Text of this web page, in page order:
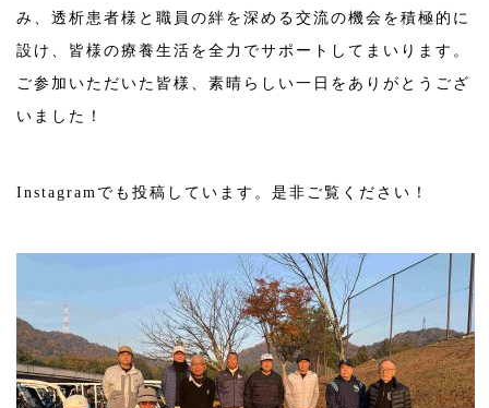
み、透析患者様と職員の絆を深める交流の機会を積極的に
設け、皆様の療養生活を全力でサポートしてまいります。
ご参加いただいた皆様、素晴らしい一日をありがとうござ
いました！
Instagramでも投稿しています。是非ご覧ください！